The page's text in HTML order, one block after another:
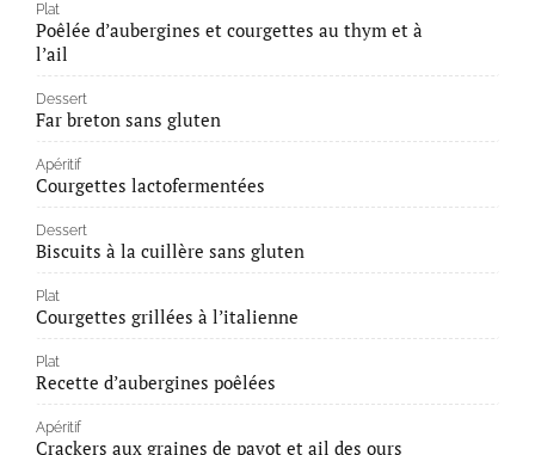
Plat
Poêlée d’aubergines et courgettes au thym et à
l’ail
Dessert
Far breton sans gluten
Apéritif
Courgettes lactofermentées
Dessert
Biscuits à la cuillère sans gluten
Plat
Courgettes grillées à l’italienne
Plat
Recette d’aubergines poêlées
Apéritif
Crackers aux graines de pavot et ail des ours